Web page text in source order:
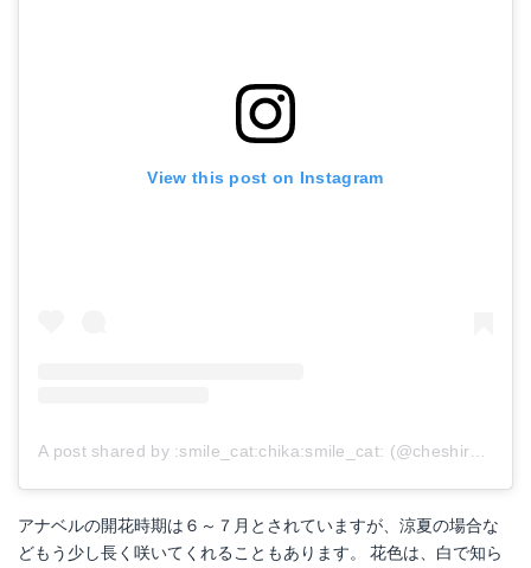
View this post on Instagram
アナベルの開花時期は６～７月とされていますが、涼夏の場合な
どもう少し長く咲いてくれることもあります。 花色は、白で知ら